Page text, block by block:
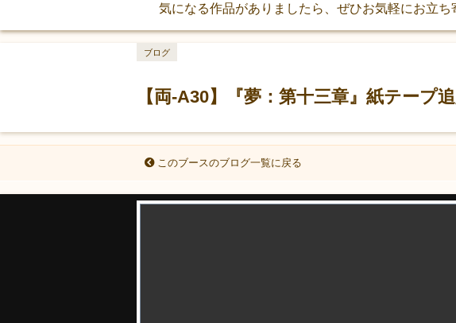
気になる作品がありましたら、ぜひお気軽にお立ち
【両-A30】『夢：第十三章』紙テープ
ブログ
このブースのブログ一覧に戻る